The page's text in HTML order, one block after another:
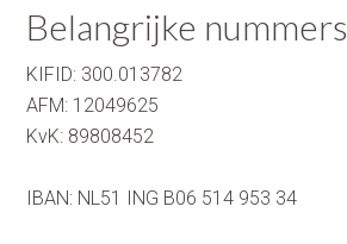
Belangrijke nummers
KIFID: 300.013782
AFM: 12049625
KvK: 89808452
IBAN: NL51 ING B06 514 953 34